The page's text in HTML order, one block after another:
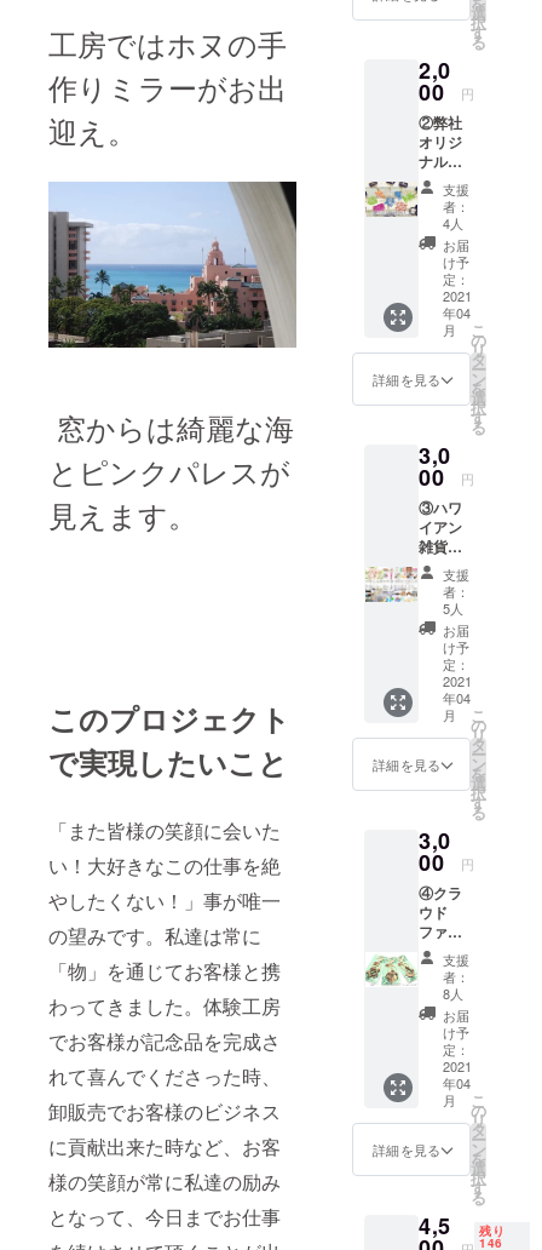
工房ではホヌの手
作りミラーがお出
迎え。
窓からは綺麗な海
とピンクパレスが
見えます。
このプロジェクト
で実現したいこと
「また皆様の笑顔に会いた
い！大好きなこの仕事を絶
やしたくない！」事が唯一
の望みです。私達は常に
「物」を通じてお客様と携
わってきました。体験工房
でお客様が記念品を完成さ
れて喜んでくださった時、
卸販売でお客様のビジネス
に貢献出来た時など、お客
様の笑顔が常に私達の励み
となって、今日までお仕事
なマウ
ナケア
日の出
の写真
にお礼
の言葉
を添え
てお送
りさせ
て頂き
ます。
選
択
す
る
2,0
00 円
②弊社
オリジ
ナル交
通安全
バック
チャー
ム・デ
ザイン
お任せ3
種類
セット
+お礼の
メー
ル：送
料無料
厳しい
れる
ヨー
ロッパ
安全基
準をク
リアー
した3M
社製の
反射素
材を
使った
リフレ
クター
バック
チャー
ム。400
メート
ドライ
トに反
応して
人の存
在を知
らせ、
交通事
故から
守りま
す。＊
日本国
内市場
予想価
¥780x3
+国内送
料
支援
者：
4人
お届
け予
定：
2021
年04
月
詳細を見る
こ
の
リ
タ
ー
ン
を
選
択
す
る
3,0
00 円
③ハワ
イアン
雑貨お
楽しみ
袋+お礼
のメー
ル：送
料無料
お楽し
み袋に
はス
タッフ
お手製
小物や
同業他
社の人
など、
約100種
類以上
のハワ
イ雑貨
からラ
ンダム
に数点
選択
し、合
¥3000
以上の
リュー
ギフト
をご用
中には
バ
支援
者：
5人
お届
け予
定：
2021
年04
月
詳細を見る
こ
の
リ
タ
ー
ン
を
選
択
す
る
3,0
00 円
④クラ
ウド
ファン
ディン
グ限
定、最
高級
カー
リーコ
アウッ
ドをあ
しらっ
たバッ
ク
チャー
ム+お礼
ル：送
料無料
支援
者：
8人
お届
け予
定：
2021
年04
月
詳細を見る
こ
の
リ
タ
ー
ン
を
選
択
す
る
4,5 残り
146